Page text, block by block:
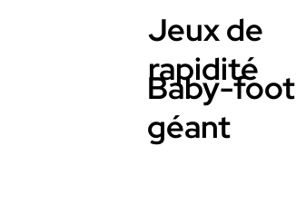
Jeux de
rapidité
Baby-foot
géant